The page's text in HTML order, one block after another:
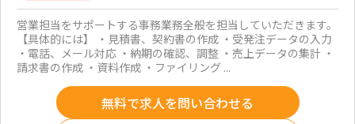
営業担当をサポートする事務業務全般を担当していただきます。
【具体的には】 ・見積書、契約書の作成 ・受発注データの入力
・電話、メール対応 ・納期の確認、調整 ・売上データの集計 ・
請求書の作成 ・資料作成 ・ファイリング ...
無料で求人を問い合わせる